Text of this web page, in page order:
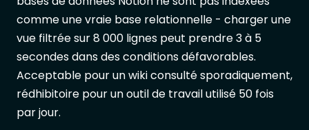
comme une vraie base relationnelle - charger une
vue filtrée sur 8 000 lignes peut prendre 3 à 5
secondes dans des conditions défavorables.
Acceptable pour un wiki consulté sporadiquement,
rédhibitoire pour un outil de travail utilisé 50 fois
par jour.